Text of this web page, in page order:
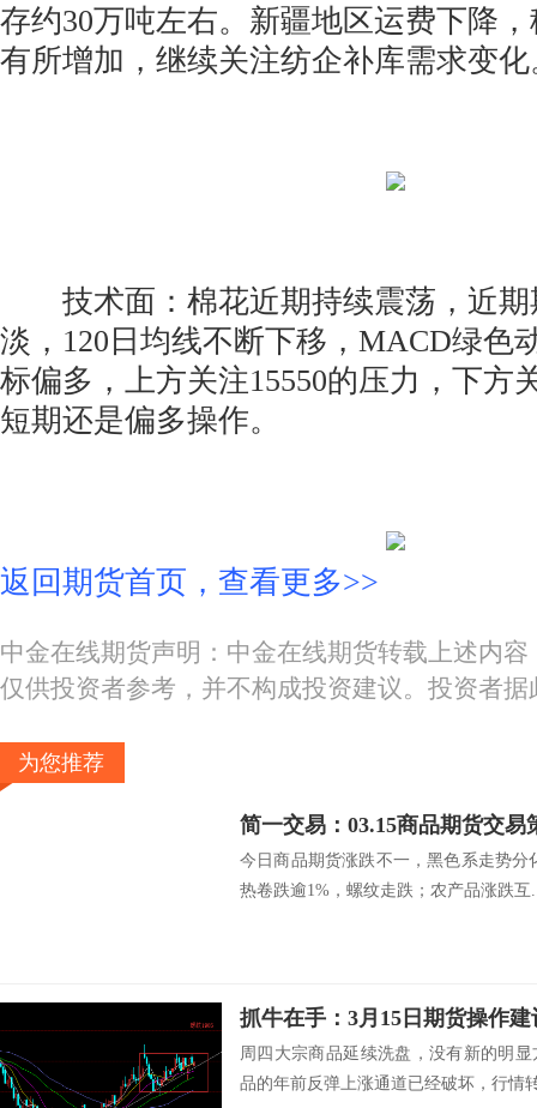
存约30万吨左右。新疆地区运费下降
有所增加，继续关注纺企补库需求变化
技术面：棉花近期持续震荡，近期
淡，120日均线不断下移，MACD绿色
标偏多，上方关注15550的压力，下方
短期还是偏多操作。
返回期货首页，查看更多>>
中金在线期货声明：中金在线期货转载上述内
仅供投资者参考，并不构成投资建议。投资者
为您推荐
简一交易：03.15商品期货交易
今日商品期货涨跌不一，黑色系走势分
热卷跌逾1%，螺纹走跌；农产品涨跌互
抓牛在手：3月15日期货操作建
周四大宗商品延续洗盘，没有新的明
品的年前反弹上涨通道已经破坏，行情